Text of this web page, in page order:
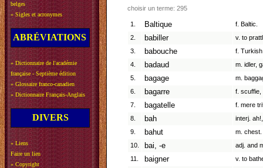
belges
» Sigles et acronymes
ABRÉVIATIONS
» Dictionnaire de l'académie
française - Septième édition
» Glossaire franco-canadien
» Dictionnaire Français-Anglais
DIVERS
» Liens
Faire un lien
» Copyright
choisir un terme: 295
1. Baltique
f. Baltic.
2.
babiller
v. to
3.
babouche
f.
4.
badaud
m. idler,
5.
bagage
m.
6.
bagarre
f. scuffie,
7.
bagatelle
f. mere
8.
bah
interj.
9.
bahut
m. chest.
10.
bai, -e
adj. and
11.
baigner
v. to